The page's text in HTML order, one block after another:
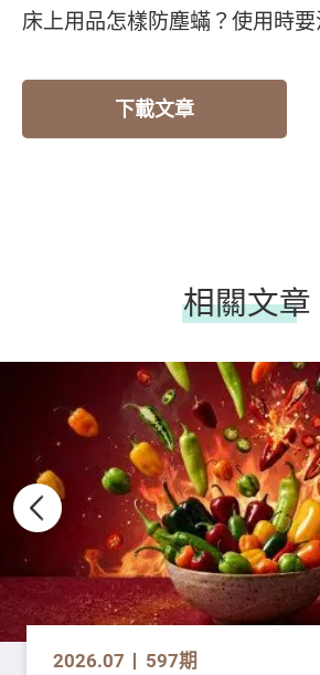
床上用品怎樣防塵蟎？使用時要
下載文章
相關文章
2026.07 597期